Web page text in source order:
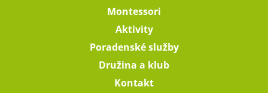
Montessori
Aktivity
Poradenské služby
Družina a klub
Kontakt